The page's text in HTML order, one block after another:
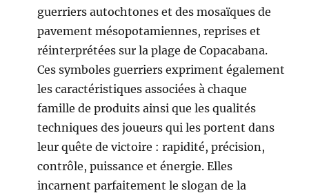
guerriers autochtones et des mosaïques de
pavement mésopotamiennes, reprises et
réinterprétées sur la plage de Copacabana.
Ces symboles guerriers expriment également
les caractéristiques associées à chaque
famille de produits ainsi que les qualités
techniques des joueurs qui les portent dans
leur quête de victoire : rapidité, précision,
contrôle, puissance et énergie. Elles
incarnent parfaitement le slogan de la